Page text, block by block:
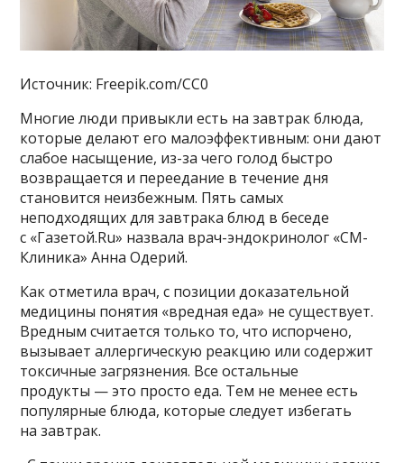
Источник: Freepik.com/CC0
Многие люди привыкли есть на завтрак блюда,
которые делают его малоэффективным: они дают
слабое насыщение, из-за чего голод быстро
возвращается и переедание в течение дня
становится неизбежным. Пять самых
неподходящих для завтрака блюд в беседе
с «Газетой.Ru» назвала врач-эндокринолог «СМ-
Клиника» Анна Одерий.
Как отметила врач, с позиции доказательной
медицины понятия «вредная еда» не существует.
Вредным считается только то, что испорчено,
вызывает аллергическую реакцию или содержит
токсичные загрязнения. Все остальные
продукты — это просто еда. Тем не менее есть
популярные блюда, которые следует избегать
на завтрак.